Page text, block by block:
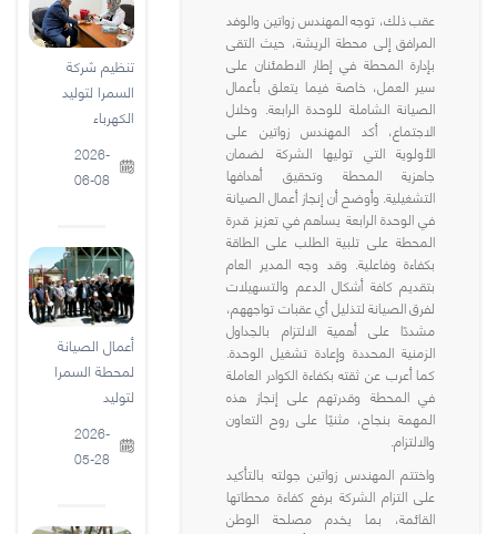
تنظيم شركة
السمرا لتوليد
الكهرباء
2026-
06-08
أعمال الصيانة
لمحطة السمرا
لتوليد
2026-
05-28
عقب ذلك، توجه المهندس زواتين والوفد
المرافق إلى محطة الريشة، حيث التقى
بإدارة المحطة في إطار الاطمئنان على
سير العمل، خاصة فيما يتعلق بأعمال
الصيانة الشاملة للوحدة الرابعة. وخلال
الاجتماع، أكد المهندس زواتين على
الأولوية التي توليها الشركة لضمان
جاهزية المحطة وتحقيق أهدافها
التشغيلية. وأوضح أن إنجاز أعمال الصيانة
في الوحدة الرابعة يساهم في تعزيز قدرة
المحطة على تلبية الطلب على الطاقة
بكفاءة وفاعلية. وقد وجه المدير العام
بتقديم كافة أشكال الدعم والتسهيلات
لفرق الصيانة لتذليل أي عقبات تواجههم،
مشددًا على أهمية الالتزام بالجداول
الزمنية المحددة وإعادة تشغيل الوحدة.
كما أعرب عن ثقته بكفاءة الكوادر العاملة
في المحطة وقدرتهم على إنجاز هذه
المهمة بنجاح، مثنيًا على روح التعاون
والالتزام.
واختتم المهندس زواتين جولته بالتأكيد
على التزام الشركة برفع كفاءة محطاتها
القائمة، بما يخدم مصلحة الوطن